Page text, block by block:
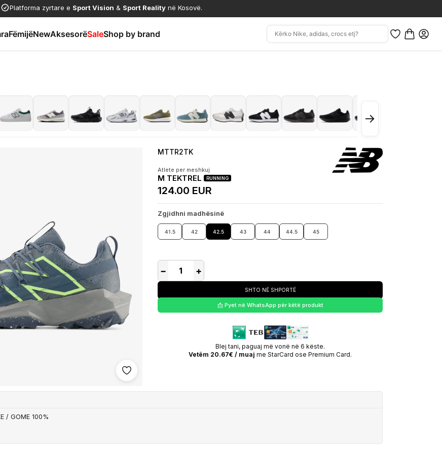
Platforma zyrtare e Sport Vision & Sport Reality në Kosovë.
FëmijëNewAksesorëSaleShop by brand
→
Shto në wishlist
MTTR2TK
Atlete per meshkuj
M TEKTREL RUNNING
124.00 EUR
Zgjidhni madhësinë
41.5 42 42.5 43 44 44.5 45
− +
SHTO NË SHPORTË
📩 Pyet në WhatsApp për këtë produkt
Blej tani, paguaj më vonë në 6 këste.
Vetëm 20.67€ / muaj me StarCard ose Premium Card.
/ GOME 100%